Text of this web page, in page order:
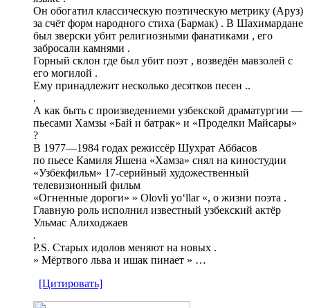
Он обогатил классическую поэтическую метрику (Аруз)
за счёт форм народного стиха (Бармак) . В Шахимардане
был зверски убит религиозными фанатиками , его
забросали камнями .
Горный склон где был убит поэт , возведён мавзолей с
его могилой .
Ему принадлежит несколько десятков песен ..
.
А как быть с произведениеми узбекской драматургии —
пьесами Хамзы «Бай и батрак» и «Проделки Майсары»
?
В 1977—1984 годах режиссёр Шухрат Аббасов
по пьесе Камиля Яшена «Хамза» снял на киностудии
«Узбекфильм» 17-серийный художественный
телевизионный фильм
«Огненные дороги» » Olovli yoʻllar «, о жизни поэта .
Главную роль исполнил известный узбекский актёр
Ульмас Алиходжаев
.
P.S. Cтарых идолов меняют на новых .
» Mёртвого льва и ишак пинает » …
[Цитировать]